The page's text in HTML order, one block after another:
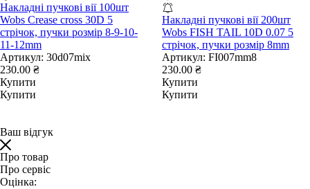
Накладні пучкові вії 100шт
Wobs Crease cross 30D 5
стрічок, пучки розмір 8-9-10-
11-12mm
Артикул: 30d07mix
230.00 ₴
Купити
Купити
Накладні пучкові вії 200шт
Wobs FISH TAIL 10D 0.07 5
стрічок, пучки розмір 8mm
Артикул: FI007mm8
230.00 ₴
Купити
Купити
Ваш відгук
Про товар
Про сервіс
Оцінка: